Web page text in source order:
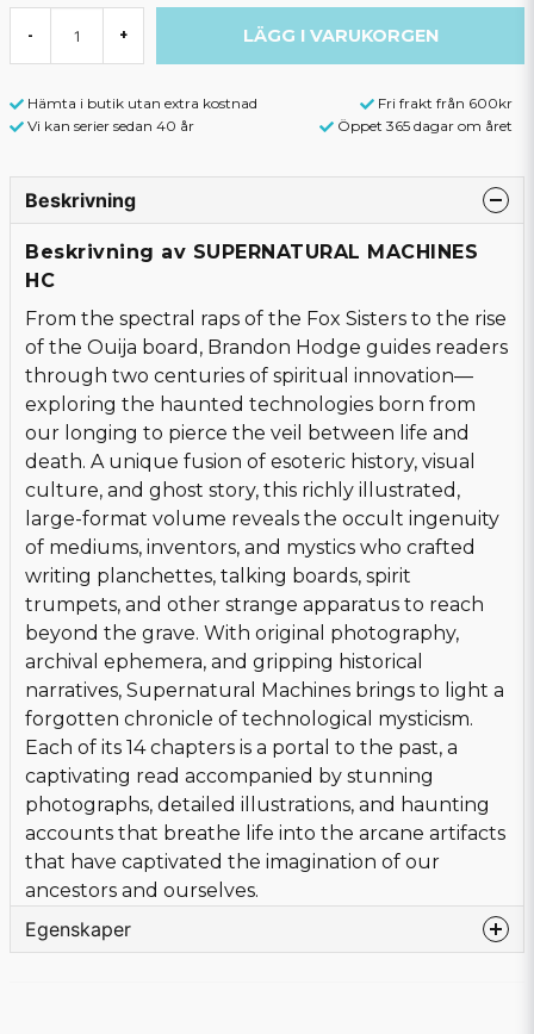
- + LÄGG I VARUKORGEN
Hämta i butik utan extra kostnad
Fri frakt från 600kr
Vi kan serier sedan 40 år
Öppet 365 dagar om året
Beskrivning
Beskrivning av SUPERNATURAL MACHINES
HC
From the spectral raps of the Fox Sisters to the rise
of the Ouija board, Brandon Hodge guides readers
through two centuries of spiritual innovation—
exploring the haunted technologies born from
our longing to pierce the veil between life and
death. A unique fusion of esoteric history, visual
culture, and ghost story, this richly illustrated,
large-format volume reveals the occult ingenuity
of mediums, inventors, and mystics who crafted
writing planchettes, talking boards, spirit
trumpets, and other strange apparatus to reach
beyond the grave. With original photography,
archival ephemera, and gripping historical
narratives, Supernatural Machines brings to light a
forgotten chronicle of technological mysticism.
Each of its 14 chapters is a portal to the past, a
captivating read accompanied by stunning
photographs, detailed illustrations, and haunting
accounts that breathe life into the arcane artifacts
that have captivated the imagination of our
ancestors and ourselves.
Egenskaper